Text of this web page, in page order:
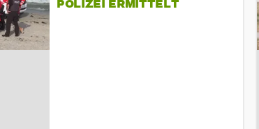
POLIZEI ERMITTELT